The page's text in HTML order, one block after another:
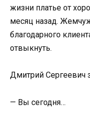
жизни платье от
месяц назад.
благодарного
отвыкнуть.
Дмитрий Сергеевич
— Вы сегодня…